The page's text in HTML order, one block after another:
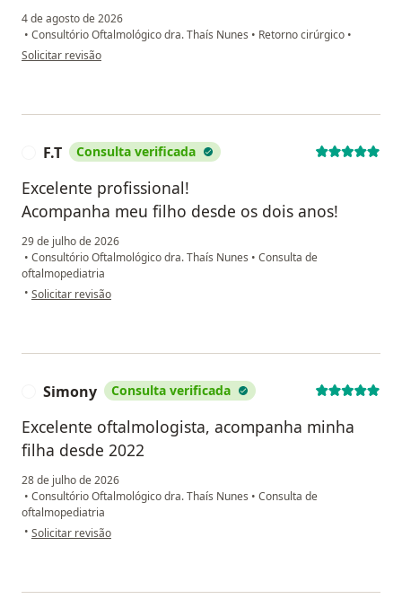
4 de agosto de 2026
• Consultório Oftalmológico dra. Thaís Nunes • Retorno cirúrgico •
na opinião do utilizador Georgia
Solicitar revisão
F.T Consulta verificada
Excelente profissional!
Acompanha meu filho desde os dois anos!
29 de julho de 2026
• Consultório Oftalmológico dra. Thaís Nunes • Consulta de
oftalmopediatria
• na opinião do utilizador F.T
Solicitar revisão
Simony Consulta verificada
Excelente oftalmologista, acompanha minha
filha desde 2022
28 de julho de 2026
• Consultório Oftalmológico dra. Thaís Nunes • Consulta de
oftalmopediatria
• na opinião do utilizador Simony
Solicitar revisão